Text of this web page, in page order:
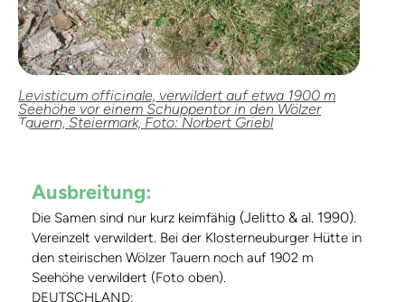
Levisticum officinale, verwildert auf etwa 1900 m
Seehöhe vor einem Schuppentor in den Wölzer
Tauern, Steiermark, Foto: Norbert Griebl
Ausbreitung:
Die Samen sind nur kurz keimfähig (Jelitto & al. 1990).
Vereinzelt verwildert. Bei der Klosterneuburger Hütte in
den steirischen Wölzer Tauern noch auf 1902 m
Seehöhe verwildert (Foto oben).
DEUTSCHLAND: